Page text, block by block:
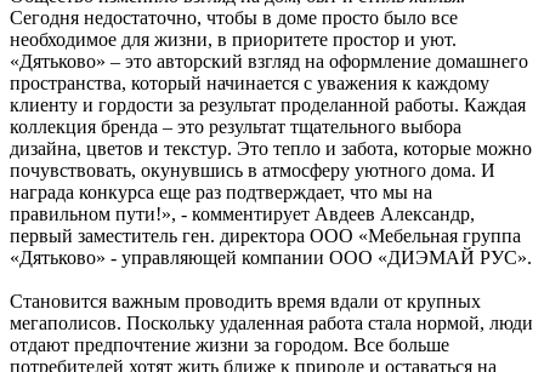
Сегодня недостаточно, чтобы в доме просто было все
необходимое для жизни, в приоритете простор и уют.
«Дятьково» – это авторский взгляд на оформление домашнего
пространства, который начинается с уважения к каждому
клиенту и гордости за результат проделанной работы. Каждая
коллекция бренда – это результат тщательного выбора
дизайна, цветов и текстур. Это тепло и забота, которые можно
почувствовать, окунувшись в атмосферу уютного дома. И
награда конкурса еще раз подтверждает, что мы на
правильном пути!», - комментирует Авдеев Александр,
первый заместитель ген. директора ООО «Мебельная группа
«Дятьково» - управляющей компании ООО «ДИЭМАЙ РУС».
Становится важным проводить время вдали от крупных
мегаполисов. Поскольку удаленная работа стала нормой, люди
отдают предпочтение жизни за городом. Все больше
потребителей хотят жить ближе к природе и оставаться на